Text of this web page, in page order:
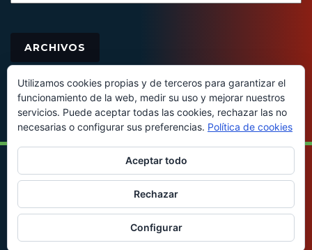
ARCHIVOS
© 2016 - Todos los derechos reservados
Utilizamos cookies propias y de terceros para garantizar el
funcionamiento de la web, medir su uso y mejorar nuestros
servicios. Puede aceptar todas las cookies, rechazar las no
necesarias o configurar sus preferencias. Política de cookies
Aceptar todo
Rechazar
Configurar